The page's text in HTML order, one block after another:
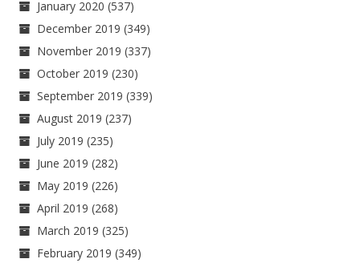
January 2020 (537)
December 2019 (349)
November 2019 (337)
October 2019 (230)
September 2019 (339)
August 2019 (237)
July 2019 (235)
June 2019 (282)
May 2019 (226)
April 2019 (268)
March 2019 (325)
February 2019 (349)